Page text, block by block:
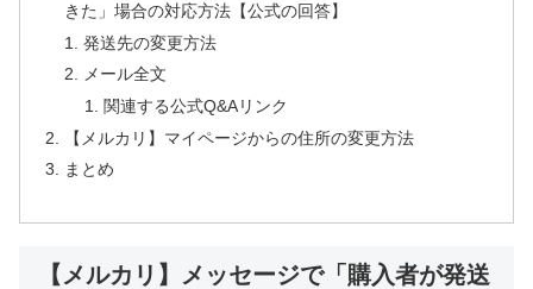
きた」場合の対応方法【公式の回答】
発送先の変更方法
メール全文
関連する公式Q&Aリンク
【メルカリ】マイページからの住所の変更方法
まとめ
【メルカリ】メッセージで「購入者が発送